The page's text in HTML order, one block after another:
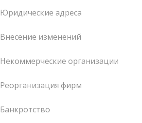
Юридические адреса
Внесение изменений
Некоммерческие организации
Реорганизация фирм
Банкротство